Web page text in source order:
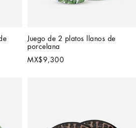
Juego de 2 platos llanos de
porcelana
MX$9,300